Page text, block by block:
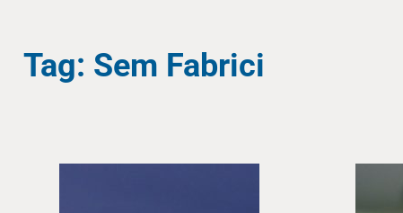
Tag: Sem Fabrici